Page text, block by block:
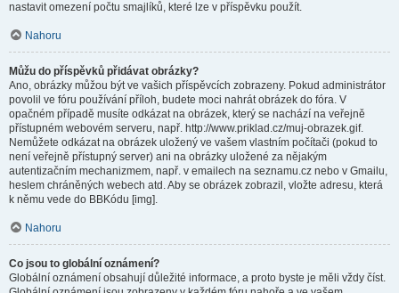
nastavit omezení počtu smajlíků, které lze v příspěvku použít.
Nahoru
Můžu do příspěvků přidávat obrázky?
Ano, obrázky můžou být ve vašich příspěvcích zobrazeny. Pokud administrátor
povolil ve fóru používání příloh, budete moci nahrát obrázek do fóra. V
opačném případě musíte odkázat na obrázek, který se nachází na veřejně
přístupném webovém serveru, např. http://www.priklad.cz/muj-obrazek.gif.
Nemůžete odkázat na obrázek uložený ve vašem vlastním počítači (pokud to
není veřejně přístupný server) ani na obrázky uložené za nějakým
autentizačním mechanizmem, např. v emailech na seznamu.cz nebo v Gmailu,
heslem chráněných webech atd. Aby se obrázek zobrazil, vložte adresu, která
k němu vede do BBKódu [img].
Nahoru
Co jsou to globální oznámení?
Globální oznámení obsahují důležité informace, a proto byste je měli vždy číst.